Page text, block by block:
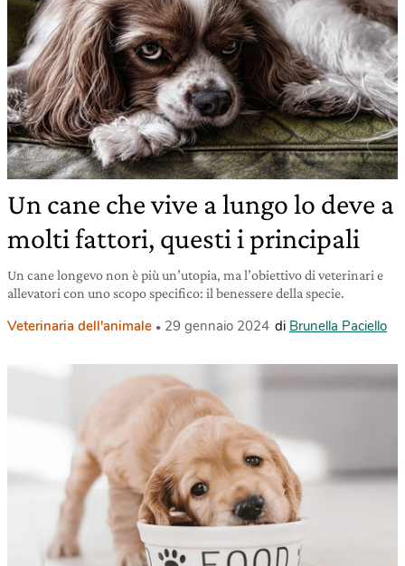
Un cane che vive a lungo lo deve a
molti fattori, questi i principali
Un cane longevo non è più un’utopia, ma l’obiettivo di veterinari e
allevatori con uno scopo specifico: il benessere della specie.
Veterinaria dell'animale 29 gennaio 2024 di Brunella Paciello